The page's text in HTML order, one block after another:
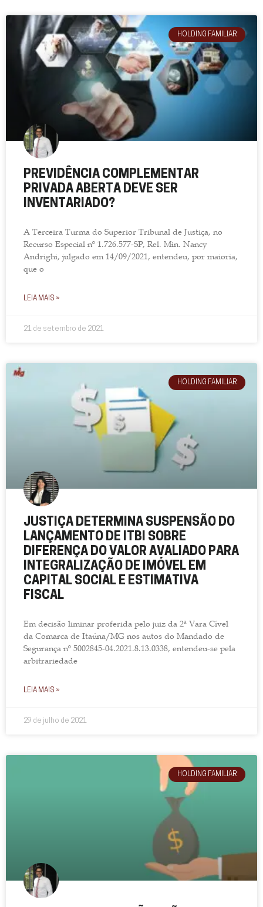
HOLDING FAMILIAR
PREVIDÊNCIA COMPLEMENTAR
PRIVADA ABERTA DEVE SER
INVENTARIADO?
A Terceira Turma do Superior Tribunal de Justiça, no
Recurso Especial nº 1.726.577-SP, Rel. Min. Nancy
Andrighi, julgado em 14/09/2021, entendeu, por maioria,
que o
LEIA MAIS »
21 de setembro de 2021
HOLDING FAMILIAR
JUSTIÇA DETERMINA SUSPENSÃO DO
LANÇAMENTO DE ITBI SOBRE
DIFERENÇA DO VALOR AVALIADO PARA
INTEGRALIZAÇÃO DE IMÓVEL EM
CAPITAL SOCIAL E ESTIMATIVA
FISCAL
Em decisão liminar proferida pelo juiz da 2ª Vara Cível
da Comarca de Itaúna/MG nos autos do Mandado de
Segurança nº 5002845-04.2021.8.13.0338, entendeu-se pela
arbitrariedade
LEIA MAIS »
29 de julho de 2021
HOLDING FAMILIAR